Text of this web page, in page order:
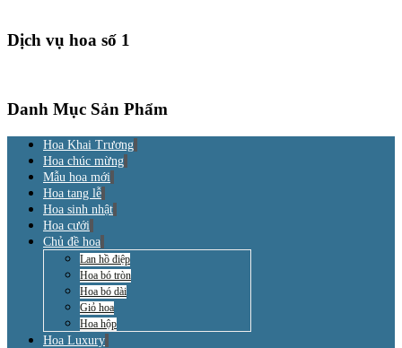
Dịch vụ hoa số 1
Danh Mục Sản Phẩm
Hoa Khai Trương
Hoa chúc mừng
Mẫu hoa mới
Hoa tang lễ
Hoa sinh nhật
Hoa cưới
Chủ đề hoa
Lan hồ điệp
Hoa bó tròn
Hoa bó dài
Giỏ hoa
Hoa hộp
Hoa Luxury